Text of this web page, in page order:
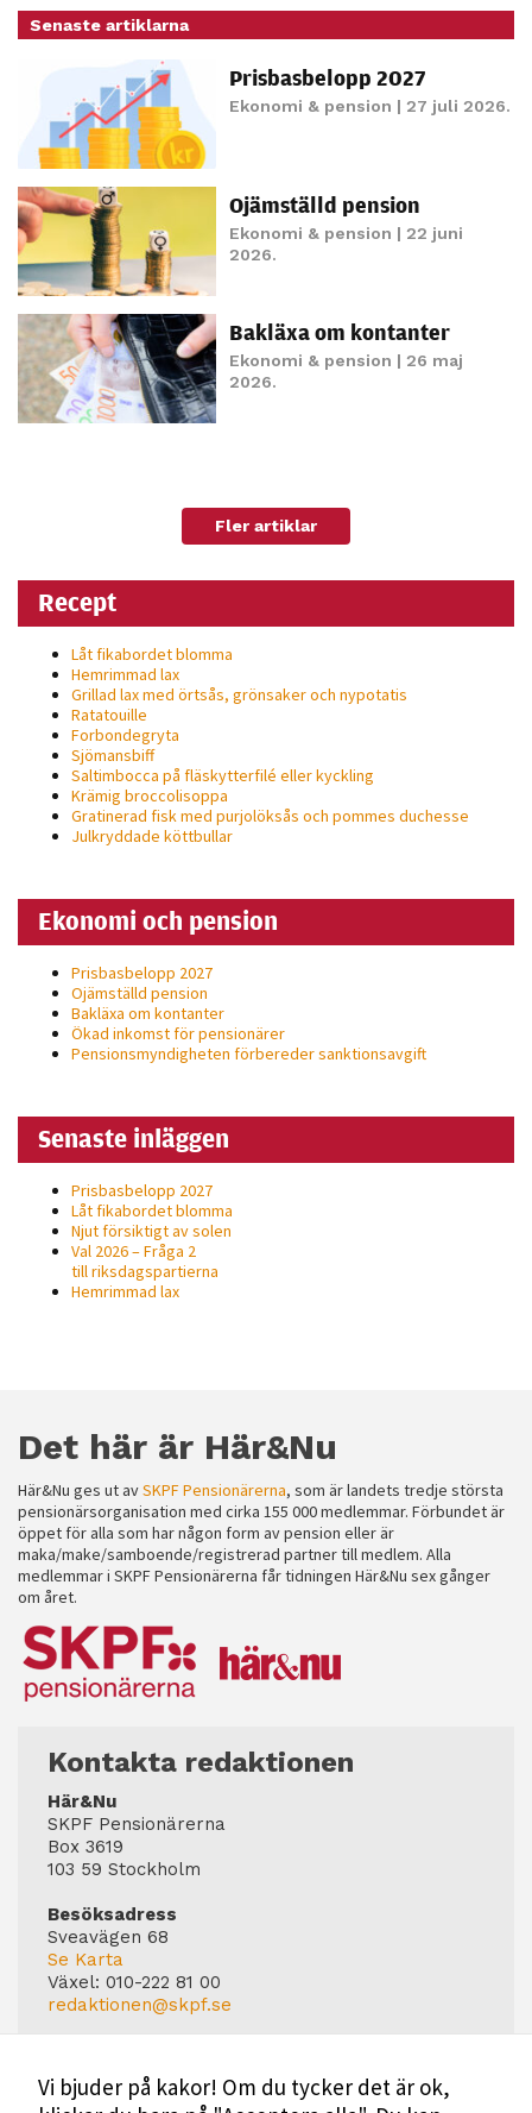
Senaste artiklarna
Prisbasbelopp 2027
Ekonomi & pension | 27 juli 2026.
Ojämställd pension
Ekonomi & pension | 22 juni
2026.
Bakläxa om kontanter
Ekonomi & pension | 26 maj
2026.
Fler artiklar
Recept
Låt fikabordet blomma
Hemrimmad lax
Grillad lax med örtsås, grönsaker och nypotatis
Ratatouille
Forbondegryta
Sjömansbiff
Saltimbocca på fläsk­ytterfilé eller kyckling
Krämig broccolisoppa
Gratinerad fisk med purjolöksås och pommes duchesse
Julkryddade köttbullar
Ekonomi och pension
Prisbasbelopp 2027
Ojämställd pension
Bakläxa om kontanter
Ökad inkomst för pensionärer
Pensionsmyndigheten förbereder sanktionsavgift
Senaste inläggen
Prisbasbelopp 2027
Låt fikabordet blomma
Njut försiktigt av solen
Val 2026 – Fråga 2
till riksdagspartierna
Hemrimmad lax
Det här är Här&Nu
Här&Nu ges ut avSKPF Pensionärerna, som är landets tredje största
pensionärsorganisation med cirka 155 000 medlemmar. Förbundet är
öppet för alla som har någon form av pension eller är
maka/make/samboende/registrerad partner till medlem. Alla
medlemmar i SKPF Pensionärerna får tidningen Här&Nu sex gånger
om året.
Kontakta redaktionen
Här&Nu
SKPF Pensionärerna
Box 3619
103 59 Stockholm
Besöksadress
Sveavägen 68
Se Karta
Växel: 010-222 81 00
redaktionen@skpf.se
Markus Dahlberg
Tel: 0720-88 17 17
Vi bjuder på kakor! Om du tycker det är ok,
de här
kakorna
att försvinna
från
hemsidan.
Marknadsföring
Genom att dela
chansen att få se
personligt